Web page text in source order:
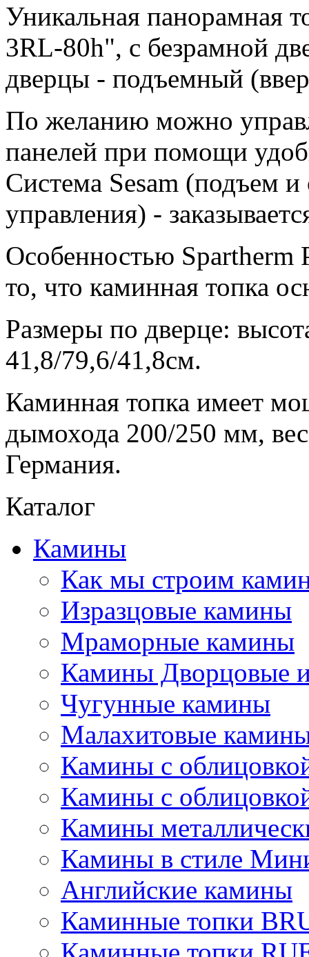
Уникальная панорамная
3RL-80h", с безрамной
дверцы - подъемный
По желанию можно
панелей при помощи
Система Sesam (подъем и
управления) -
Особенностью Spartherm
то, что каминная топка
Размеры по дверце:
41,8/79,6/41,8см.
Каминная топка имеет
дымохода 200/250 мм,
Германия.
Каталог
Камины
Как мы строим
Изразцовые камины
Мраморные камины
Камины Дворцовые
Чугунные камины
Малахитовые
Камины с
Камины с
Камины
Камины в стиле
Английские камины
Каминные топки